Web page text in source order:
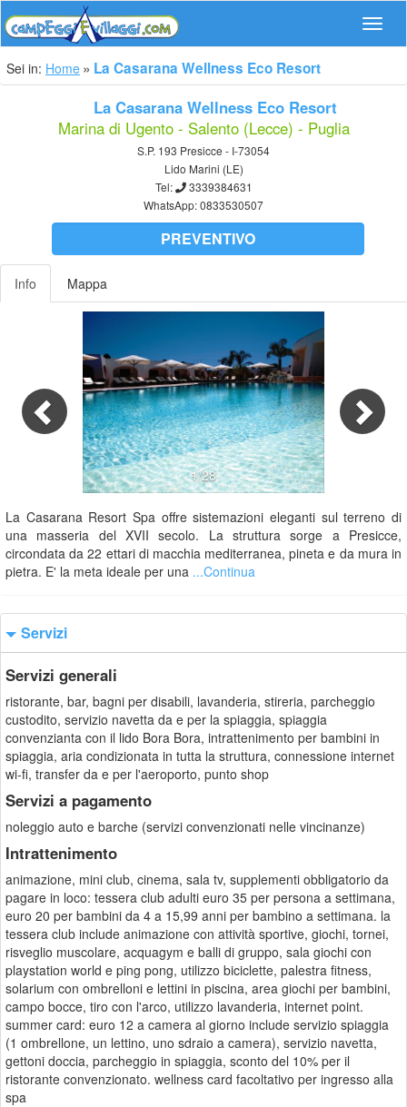
Sei in: Home La Casarana Wellness Eco Resort
La Casarana Wellness Eco Resort
Marina di Ugento - Salento (Lecce) - Puglia
S.P. 193 Presicce - I-73054
Lido Marini (LE)
Tel:
3339384631
WhatsApp:0833530507
PREVENTIVO
Info Mappa
1/28
La Casarana Resort Spa offre sistemazioni eleganti sul terreno di
una masseria del XVII secolo. La struttura sorge a Presicce,
circondata da 22 ettari di macchia mediterranea, pineta e da mura in
pietra. E' la meta ideale per una ...Continua
Servizi
Servizi generali
ristorante, bar, bagni per disabili, lavanderia, stireria, parcheggio
custodito, servizio navetta da e per la spiaggia, spiaggia
convenzianta con il lido Bora Bora, intrattenimento per bambini in
spiaggia, aria condizionata in tutta la struttura, connessione internet
wi-fi, transfer da e per l'aeroporto, punto shop
Servizi a pagamento
noleggio auto e barche (servizi convenzionati nelle vincinanze)
Intrattenimento
animazione, mini club, cinema, sala tv, supplementi obbligatorio da
pagare in loco: tessera club adulti euro 35 per persona a settimana,
euro 20 per bambini da 4 a 15,99 anni per bambino a settimana. la
tessera club include animazione con attività sportive, giochi, tornei,
risveglio muscolare, acquagym e balli di gruppo, sala giochi con
playstation world e ping pong, utilizzo biciclette, palestra fitness,
solarium con ombrelloni e lettini in piscina, area giochi per bambini,
campo bocce, tiro con l'arco, utilizzo lavanderia, internet point.
summer card: euro 12 a camera al giorno include servizio spiaggia
(1 ombrellone, un lettino, uno sdraio a camera), servizio navetta,
gettoni doccia, parcheggio in spiaggia, sconto del 10% per il
ristorante convenzionato. wellness card facoltativo per ingresso alla
spa